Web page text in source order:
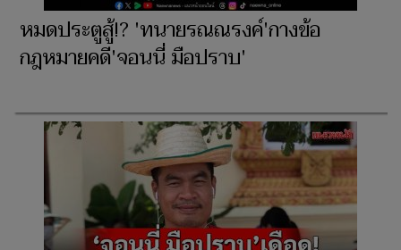
หมดประตูสู้!? 'ทนายรณณรงค์'กางข้อ
กฎหมายคดี'จอนนี่ มือปราบ'